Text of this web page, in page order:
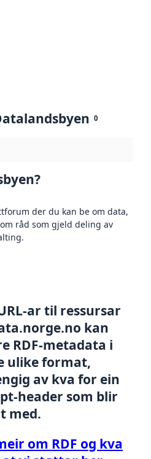
0
der du kan be om data,
råd som gjeld deling av
ar til ressursar
kan
RDF-metadata i
ulike format,
av kva for ein
header som blir
med.
om RDF og kva